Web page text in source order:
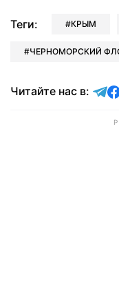
Теги: КРЫМ
ЧЕРНОМОРСКИЙ
Читайте нас в: